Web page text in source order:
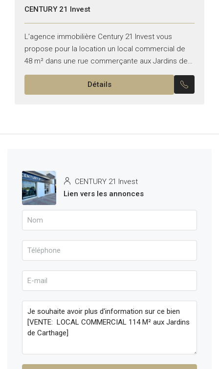
CENTURY 21 Invest
L’agence immobilière Century 21 Invest vous
propose pour la location un local commercial de
48 m² dans une rue commerçante aux Jardins de
Carthage. Superficie : 48 m² TT commerce Façade
Détails
CENTURY 21 Invest
Lien vers les annonces